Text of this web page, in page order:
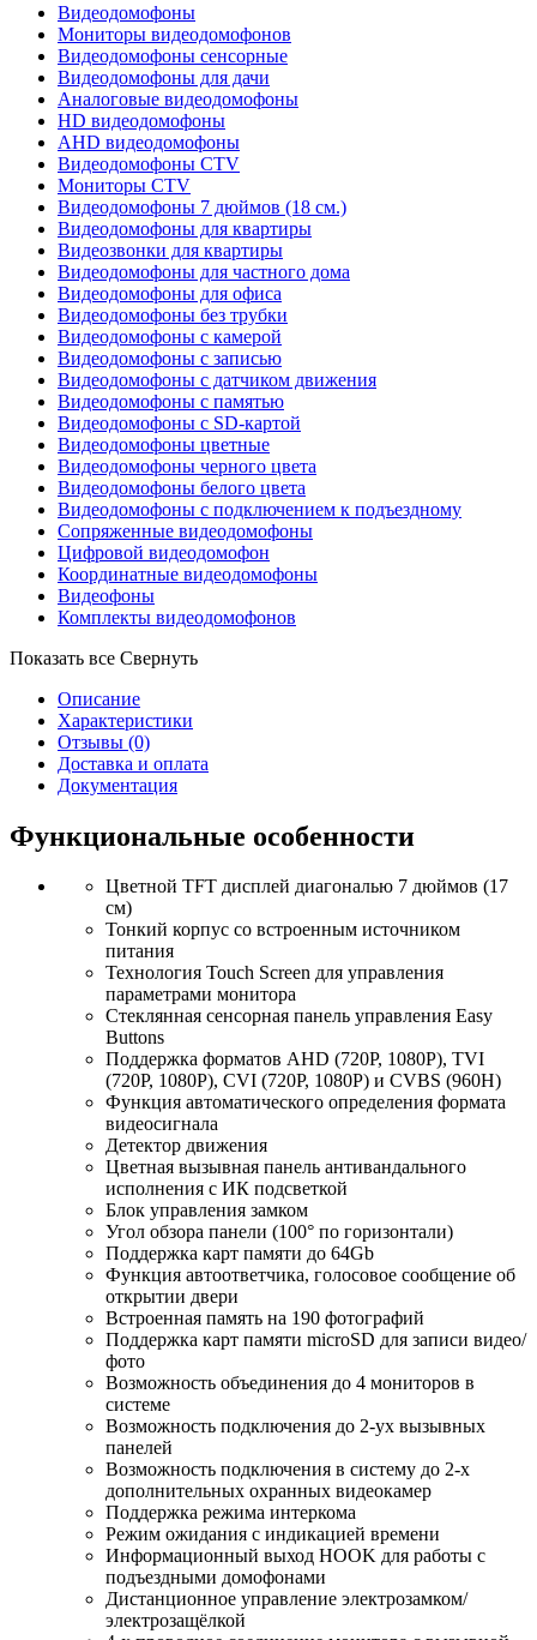
Видеодомофоны
Мониторы видеодомофонов
Видеодомофоны сенсорные
Видеодомофоны для дачи
Аналоговые видеодомофоны
HD видеодомофоны
AHD видеодомофоны
Видеодомофоны CTV
Мониторы CTV
Видеодомофоны 7 дюймов (18 см.)
Видеодомофоны для квартиры
Видеозвонки для квартиры
Видеодомофоны для частного дома
Видеодомофоны для офиса
Видеодомофоны без трубки
Видеодомофоны с камерой
Видеодомофоны с записью
Видеодомофоны с датчиком движения
Видеодомофоны с памятью
Видеодомофоны с SD-картой
Видеодомофоны цветные
Видеодомофоны черного цвета
Видеодомофоны белого цвета
Видеодомофоны с подключением к подъездному
Сопряженные видеодомофоны
Цифровой видеодомофон
Координатные видеодомофоны
Видеофоны
Комплекты видеодомофонов
Показать все Свернуть
Описание
Характеристики
Отзывы (0)
Доставка и оплата
Документация
Функциональные особенности
Цветной TFT дисплей диагональю 7 дюймов (17
см)
Тонкий корпус со встроенным источником
питания
Технология Touch Screen для управления
параметрами монитора
Стеклянная сенсорная панель управления Easy
Buttons
Поддержка форматов AHD (720P, 1080P), TVI
(720P, 1080P), CVI (720P, 1080P) и CVBS (960H)
Функция автоматического определения формата
видеосигнала
Детектор движения
Цветная вызывная панель антивандального
исполнения с ИК подсветкой
Блок управления замком
Угол обзора панели (100° по горизонтали)
Поддержка карт памяти до 64Gb
Функция автоответчика, голосовое сообщение об
открытии двери
Встроенная память на 190 фотографий
Поддержка карт памяти microSD для записи видео/
фото
Возможность объединения до 4 мониторов в
системе
Возможность подключения до 2-ух вызывных
панелей
Возможность подключения в систему до 2-х
дополнительных охранных видеокамер
Поддержка режима интеркома
Режим ожидания с индикацией времени
Информационный выход HOOK для работы с
подъездными домофонами
Дистанционное управление электрозамком/
электрозащёлкой